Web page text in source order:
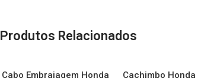
Produtos Relacionados
Cabo Embraiagem Honda
Cachimbo Honda